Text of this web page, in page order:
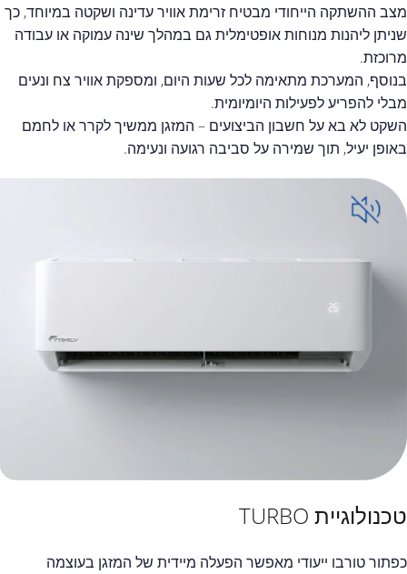
מצב ההשתקה הייחודי מבטיח זרימת אוויר עדינה ושקטה במיוחד, כך
שניתן ליהנות מנוחות אופטימלית גם במהלך שינה עמוקה או עבודה
מרוכזת.
בנוסף, המערכת מתאימה לכל שעות היום, ומספקת אוויר צח ונעים
מבלי להפריע לפעילות היומיומית.
השקט לא בא על חשבון הביצועים – המזגן ממשיך לקרר או לחמם
באופן יעיל, תוך שמירה על סביבה רגועה ונעימה.
טכנולוגיית TURBO
כפתור טורבו ייעודי מאפשר הפעלה מיידית של המזגן בעוצמה